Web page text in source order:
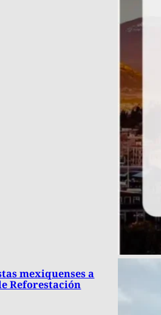
mexiquenses a
Reforestación